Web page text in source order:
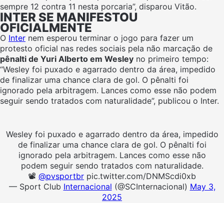
sempre 12 contra 11 nesta porcaria”, disparou Vitão.
INTER SE MANIFESTOU
OFICIALMENTE
O Inter nem esperou terminar o jogo para fazer um
protesto oficial nas redes sociais pela não marcação de
pênalti de Yuri Alberto em Wesley no primeiro tempo:
“Wesley foi puxado e agarrado dentro da área, impedido
de finalizar uma chance clara de gol. O pênalti foi
ignorado pela arbitragem. Lances como esse não podem
seguir sendo tratados com naturalidade”, publicou o Inter.
Wesley foi puxado e agarrado dentro da área, impedido
de finalizar uma chance clara de gol. O pênalti foi
ignorado pela arbitragem. Lances como esse não
podem seguir sendo tratados com naturalidade.
📽️ @pvsportbr pic.twitter.com/DNMScdi0xb
— Sport Club Internacional (@SCInternacional) May 3,
2025